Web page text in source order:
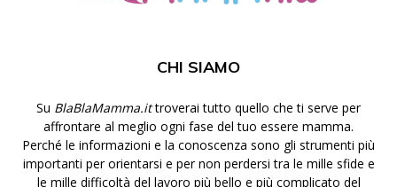
CHI SIAMO
Su BlaBlaMamma.ittroverai tutto quello che ti serve per
affrontare al meglio ogni fase del tuo essere mamma.
Perché le informazioni e la conoscenza sono gli strumenti più
importanti per orientarsi e per non perdersi tra le mille sfide e
le mille difficoltà del lavoro più bello e più complicato del